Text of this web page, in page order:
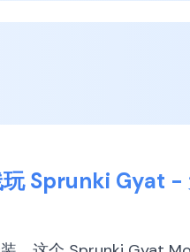
玩 Sprunki Gyat -